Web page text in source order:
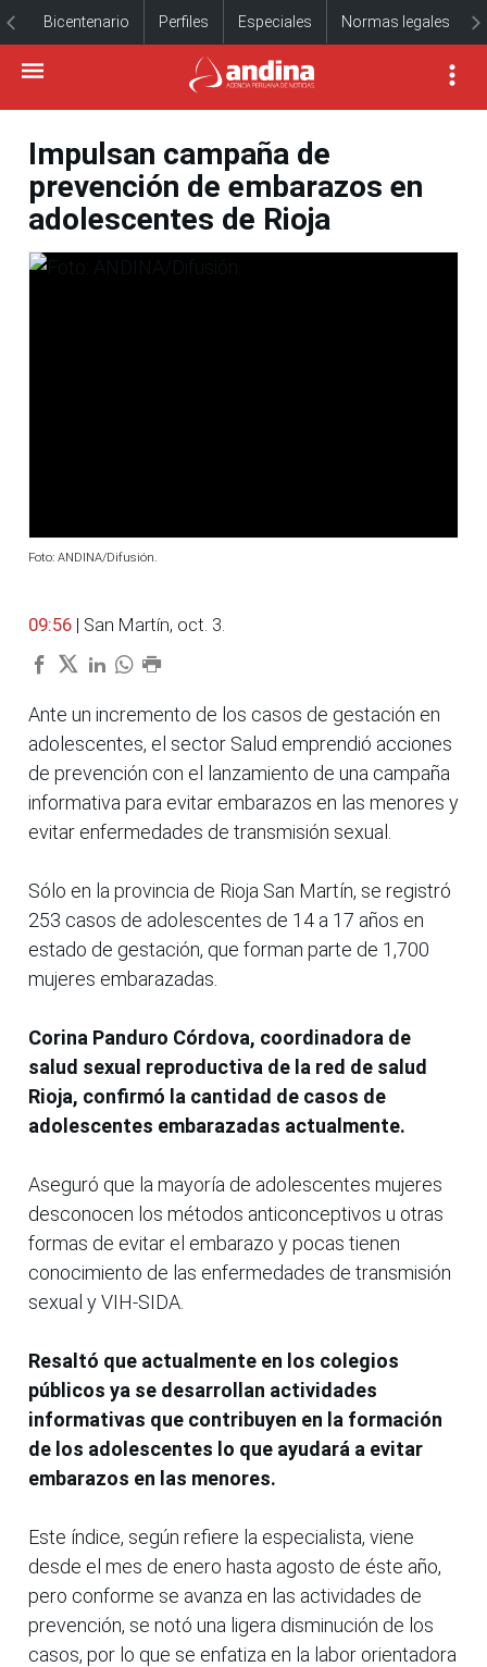
Bicentenario Perfiles Especiales Normas legales
Impulsan campaña de
prevención de embarazos en
adolescentes de Rioja
Foto: ANDINA/Difusión.
09:56 | San Martín, oct. 3.
Ante un incremento de los casos de gestación en
adolescentes, el sector Salud emprendió acciones
de prevención con el lanzamiento de una campaña
informativa para evitar embarazos en las menores y
evitar enfermedades de transmisión sexual.
Sólo en la provincia de Rioja San Martín, se registró
253 casos de adolescentes de 14 a 17 años en
estado de gestación, que forman parte de 1,700
mujeres embarazadas.
Corina Panduro Córdova, coordinadora de
salud sexual reproductiva de la red de salud
Rioja, confirmó la cantidad de casos de
adolescentes embarazadas actualmente.
Aseguró que la mayoría de adolescentes mujeres
desconocen los métodos anticonceptivos u otras
formas de evitar el embarazo y pocas tienen
conocimiento de las enfermedades de transmisión
sexual y VIH-SIDA.
Resaltó que actualmente en los colegios
públicos ya se desarrollan actividades
informativas que contribuyen en la formación
de los adolescentes lo que ayudará a evitar
embarazos en las menores.
Este índice, según refiere la especialista, viene
desde el mes de enero hasta agosto de éste año,
pero conforme se avanza en las actividades de
prevención, se notó una ligera disminución de los
casos, por lo que se enfatiza en la labor orientadora